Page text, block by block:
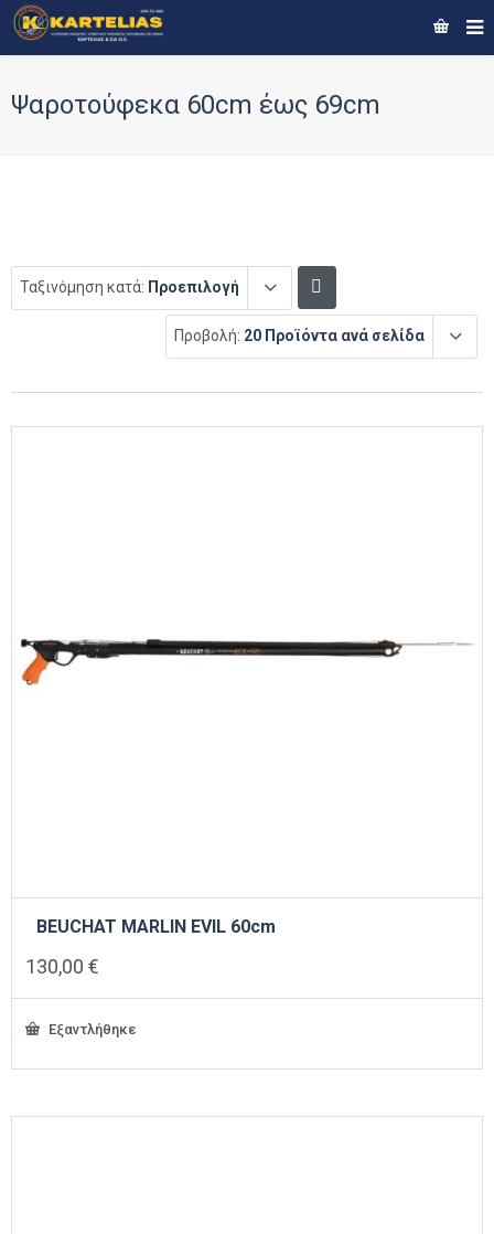
Ψαροτούφεκα 60cm έως 69cm
Ταξινόμηση κατά: Προεπιλογή
Προβολή: 20 Προϊόντα ανά σελίδα
BEUCHAT MARLIN EVIL 60cm
130,00 €
Εξαντλήθηκε